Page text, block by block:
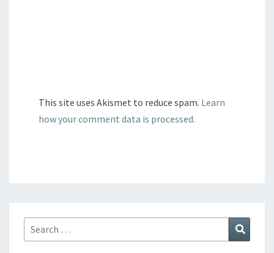
This site uses Akismet to reduce spam. Learn
how your comment data is processed.
Search
for: